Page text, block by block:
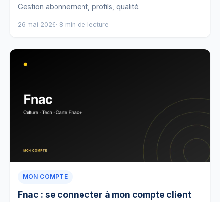
Gestion abonnement, profils, qualité.
26 mai 2026· 8 min de lecture
MON COMPTE
Fnac : se connecter à mon compte client